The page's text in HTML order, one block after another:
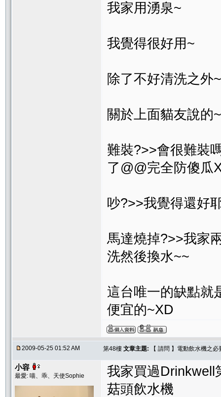
我家用湧泉~
我覺得很好用~
除了不好清洗之外
關於上面貓友說的~
難裝?>>會很難裝
了@@完全防傻瓜
吵?>>我覺得還好
馬達燒掉?>>我家
洗然後換水~~
這台唯一的缺點就
便宜的~XD
2009-05-25 01:52 AM 第48樓 文章主題: 【 請問 】電動飲水機之
小容
最愛: 喵、乖、天使Sophie
我家買過
菇頭飲水機